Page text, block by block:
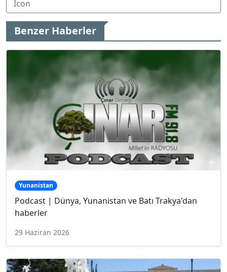
Benzer Haberler
Yunanistan
Podcast | Dünya, Yunanistan ve Batı Trakya'dan
haberler
29 Haziran 2026